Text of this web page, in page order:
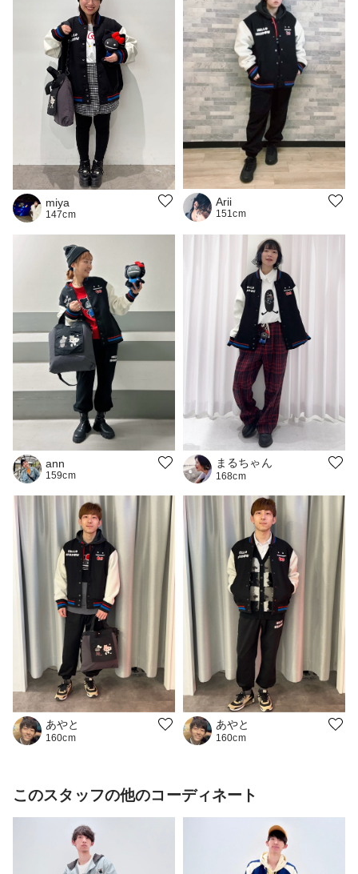
miya
147cm
Arii
151cm
ann
159cm
まるちゃん
168cm
あやと
160cm
あやと
160cm
このスタッフの他のコーディネート